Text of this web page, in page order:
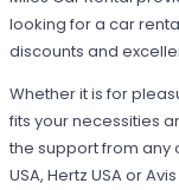
looking for a car
discounts and
Whether it is for
fits your necessities
the support from any
USA, Hertz USA or